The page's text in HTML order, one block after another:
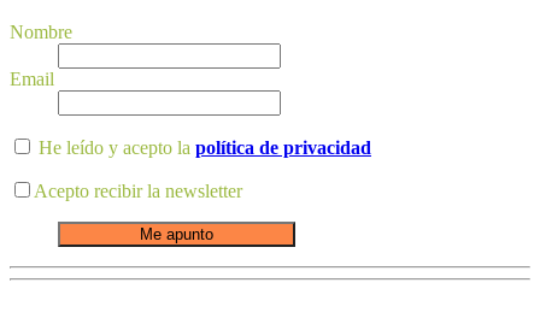
Nombre
Email
He leído y acepto la política de privacidad
Acepto recibir la newsletter